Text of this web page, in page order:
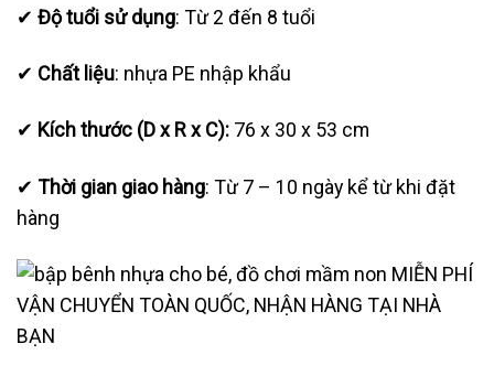
✔ Độ tuổi sử dụng: Từ 2 đến 8 tuổi
✔ Chất liệu: nhựa PE nhập khẩu
✔ Kích thước (D x R x C): 76 x 30 x 53 cm
✔ Thời gian giao hàng: Từ 7 – 10 ngày kể từ khi đặt
hàng